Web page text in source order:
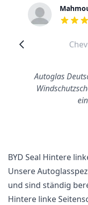
out of
Autoglas
BYD Seal Hintere
Unsere
und sind ständig
Hintere linke